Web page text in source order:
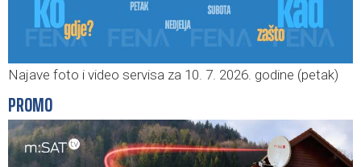
Najave foto i video servisa za 10. 7. 2026. godine (petak)
PROMO